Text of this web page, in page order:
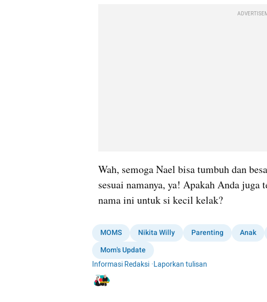
Wah, semoga Nael bisa tumbuh dan
sesuai namanya, ya! Apakah Anda
nama ini untuk si kecil kelak?
MOMS Nikita Willy Parenting Anak
Mom's Update
Informasi Redaksi ·Laporkan tulisan